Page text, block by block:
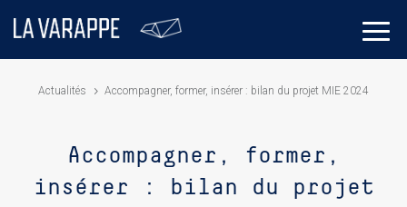
Actualités Accompagner, former, insérer : bilan du projet MIE 2024
Accompagner, former,
insérer : bilan du projet